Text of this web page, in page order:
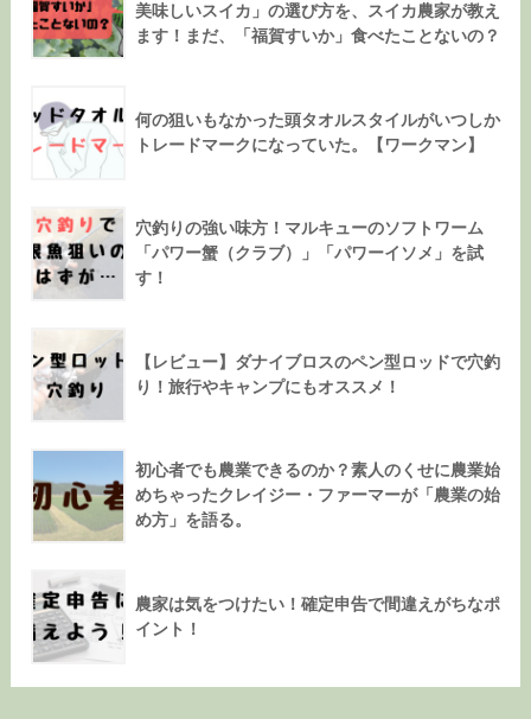
美味しいスイカ」の選び方を、スイカ農家が教え
ます！まだ、「福賀すいか」食べたことないの？
何の狙いもなかった頭タオルスタイルがいつしか
トレードマークになっていた。【ワークマン】
穴釣りの強い味方！マルキューのソフトワーム
「パワー蟹（クラブ）」「パワーイソメ」を試
す！
【レビュー】ダナイブロスのペン型ロッドで穴釣
り！旅行やキャンプにもオススメ！
初心者でも農業できるのか？素人のくせに農業始
めちゃったクレイジー・ファーマーが「農業の始
め方」を語る。
農家は気をつけたい！確定申告で間違えがちなポ
イント！